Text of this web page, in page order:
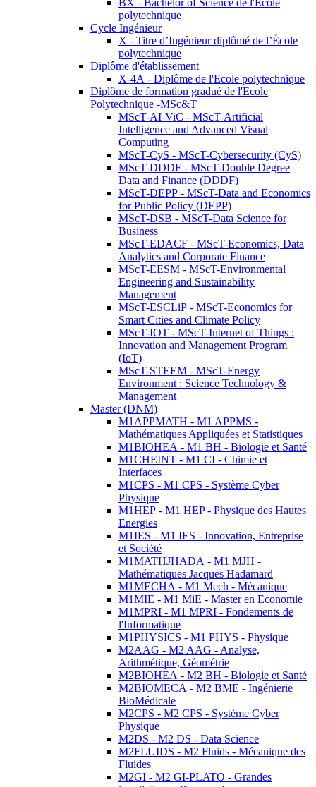
BX - Bachelor of Science de l'Ecole
polytechnique
Cycle Ingénieur
X - Titre d’Ingénieur diplômé de l’École
polytechnique
Diplôme d'établissement
X-4A - Diplôme de l'Ecole polytechnique
Diplôme de formation gradué de l'Ecole
Polytechnique -MSc&T
MScT-AI-ViC - MScT-Artificial
Intelligence and Advanced Visual
Computing
MScT-CyS - MScT-Cybersecurity (CyS)
MScT-DDDF - MScT-Double Degree
Data and Finance (DDDF)
MScT-DEPP - MScT-Data and Economics
for Public Policy (DEPP)
MScT-DSB - MScT-Data Science for
Business
MScT-EDACF - MScT-Economics, Data
Analytics and Corporate Finance
MScT-EESM - MScT-Environmental
Engineering and Sustainability
Management
MScT-ESCLiP - MScT-Economics for
Smart Cities and Climate Policy
MScT-IOT - MScT-Internet of Things :
Innovation and Management Program
(IoT)
MScT-STEEM - MScT-Energy
Environment : Science Technology &
Management
Master (DNM)
M1APPMATH - M1 APPMS -
Mathématiques Appliquées et Statistiques
M1BIOHEA - M1 BH - Biologie et Santé
M1CHEINT - M1 CI - Chimie et
Interfaces
M1CPS - M1 CPS - Système Cyber
Physique
M1HEP - M1 HEP - Physique des Hautes
Energies
M1IES - M1 IES - Innovation, Entreprise
et Société
M1MATHJHADA - M1 MJH -
Mathématiques Jacques Hadamard
M1MECHA - M1 Mech - Mécanique
M1MIE - M1 MiE - Master en Economie
M1MPRI - M1 MPRI - Fondements de
l'Informatique
M1PHYSICS - M1 PHYS - Physique
M2AAG - M2 AAG - Analyse,
Arithmétique, Géométrie
M2BIOHEA - M2 BH - Biologie et Santé
M2BIOMECA - M2 BME - Ingénierie
BioMédicale
M2CPS - M2 CPS - Système Cyber
Physique
M2DS - M2 DS - Data Science
M2FLUIDS - M2 Fluids - Mécanique des
Fluides
M2GI - M2 GI-PLATO - Grandes